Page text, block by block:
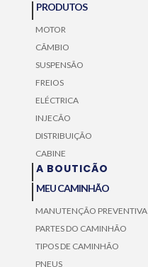
PRODUTOS
MOTOR
CÃMBIO
SUSPENSÃO
FREIOS
ELÉCTRICA
INJECÃO
DISTRIBUIÇÃO
CABINE
A BOUTICÃO
MEU CAMINHÃO
MANUTENÇÃO PREVENTIVA
PARTES DO CAMINHÃO
TIPOS DE CAMINHÃO
PNEUS